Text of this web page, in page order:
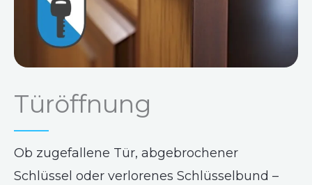
Türöffnung
Ob zugefallene Tür, abgebrochener
Schlüssel oder verlorenes Schlüsselbund –